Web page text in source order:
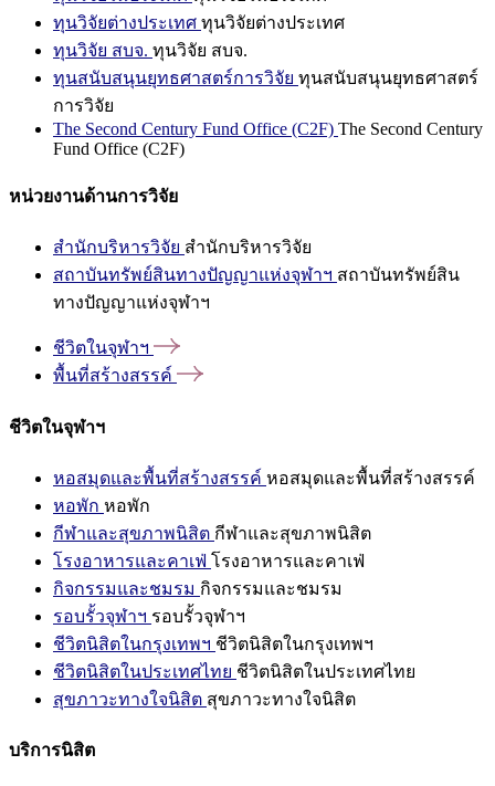
ทุนวิจัยต่างประเทศ ทุนวิจัยต่างประเทศ
ทุนวิจัย สบจ. ทุนวิจัย สบจ.
ทุนสนับสนุนยุทธศาสตร์การวิจัย ทุนสนับสนุนยุทธศาสตร์
การวิจัย
The Second Century Fund Office (C2F) The Second Century
Fund Office (C2F)
หน่วยงานด้านการวิจัย
สำนักบริหารวิจัย สำนักบริหารวิจัย
สถาบันทรัพย์สินทางปัญญาแห่งจุฬาฯ สถาบันทรัพย์สิน
ทางปัญญาแห่งจุฬาฯ
ชีวิตในจุฬาฯ
พื้นที่สร้างสรรค์
ชีวิตในจุฬาฯ
หอสมุดและพื้นที่สร้างสรรค์ หอสมุดและพื้นที่สร้างสรรค์
หอพัก หอพัก
กีฬาและสุขภาพนิสิต กีฬาและสุขภาพนิสิต
โรงอาหารและคาเฟ่ โรงอาหารและคาเฟ่
กิจกรรมและชมรม กิจกรรมและชมรม
รอบรั้วจุฬาฯ รอบรั้วจุฬาฯ
ชีวิตนิสิตในกรุงเทพฯ ชีวิตนิสิตในกรุงเทพฯ
ชีวิตนิสิตในประเทศไทย ชีวิตนิสิตในประเทศไทย
สุขภาวะทางใจนิสิต สุขภาวะทางใจนิสิต
บริการนิสิต